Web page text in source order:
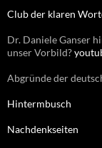
Club der klaren
Dr. Daniele Ganser
unser Vorbild?
Abgründe der
Hintermbusch
Nachdenkseiten